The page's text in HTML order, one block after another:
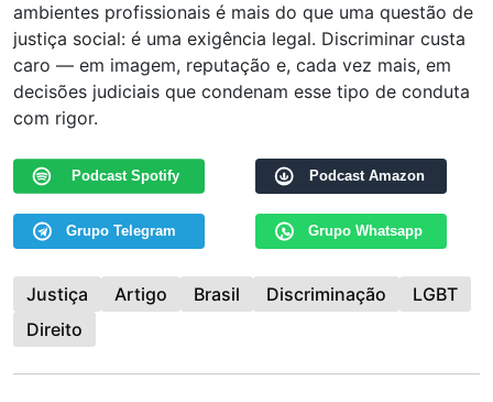
ambientes profissionais é mais do que uma questão de
justiça social: é uma exigência legal. Discriminar custa
caro — em imagem, reputação e, cada vez mais, em
decisões judiciais que condenam esse tipo de conduta
com rigor.
Podcast Spotify Podcast Amazon
Grupo Telegram Grupo Whatsapp
Justiça Artigo Brasil Discriminação
LGBT
Direito